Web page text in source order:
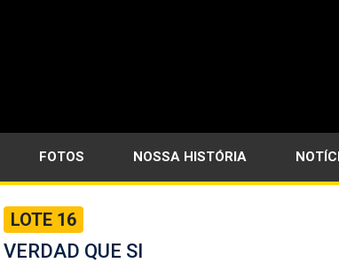
FOTOS NOSSA HISTÓRIA
LOTE 16
VERDAD QUE SI